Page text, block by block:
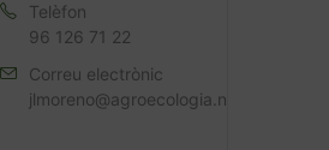
Telèfon
96 126 71 22
Correu electrònic
jlmoreno@agroecologia.net